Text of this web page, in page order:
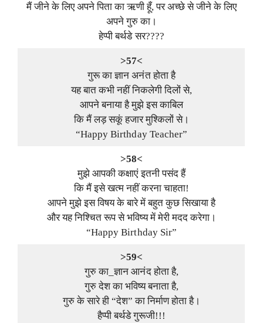
मैं जीने के लिए अपने पिता का ऋणी हूँ, पर अच्छे से जीने के लिए
अपने गुरु का।
हेप्पी बर्थडे सर????
>57<
गुरू का ज्ञान अनंत होता है
यह बात कभी नहीं निकलेगी दिलों से,
आपने बनाया है मुझे इस काबिल
कि मैं लड़ सकूं हजार मुश्किलों से।
“Happy Birthday Teacher”
>58<
मुझे आपकी कक्षाएं इतनी पसंद हैं
कि मैं इसे खत्म नहीं करना चाहता!
आपने मुझे इस विषय के बारे में बहुत कुछ सिखाया है
और यह निश्चित रूप से भविष्य में मेरी मदद करेगा।
“Happy Birthday Sir”
>59<
गुरु का_ज्ञान आनंद होता है,
गुरु देश का भविष्य बनाता है,
गुरु के सारे ही “देश” का निर्माण होता है।
हैप्पी बर्थडे गुरूजी!!!